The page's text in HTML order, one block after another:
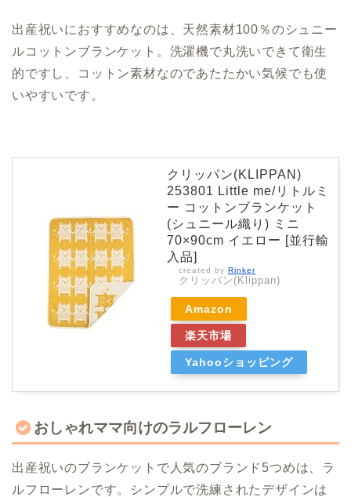
出産祝いにおすすめなのは、天然素材100％のシュニー
ルコットンブランケット。洗濯機で丸洗いできて衛生
的ですし、コットン素材なのであたたかい気候でも使
いやすいです。
クリッパン(KLIPPAN)
253801 Little me/リトルミ
ー コットンブランケット
(シュニール織り) ミニ
70×90cm イエロー [並行輸
入品]
created by Rinker
クリッパン(Klippan)
Amazon
楽天市場
Yahooショッピング
おしゃれママ向けのラルフローレン
出産祝いのブランケットで人気のブランド5つめは、ラ
ルフローレンです。シンプルで洗練されたデザインは